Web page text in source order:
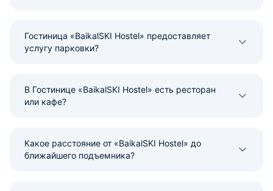
Гостиница «BaikalSKI Hostel» предоставляет
услугу парковки?
В Гостинице «BaikalSKI Hostel» есть ресторан
или кафе?
Какое расстояние от «BaikalSKI Hostel» до
ближайшего подъемника?